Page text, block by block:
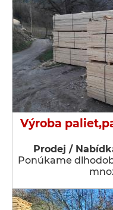
Výroba
Prodej /
Ponúkame